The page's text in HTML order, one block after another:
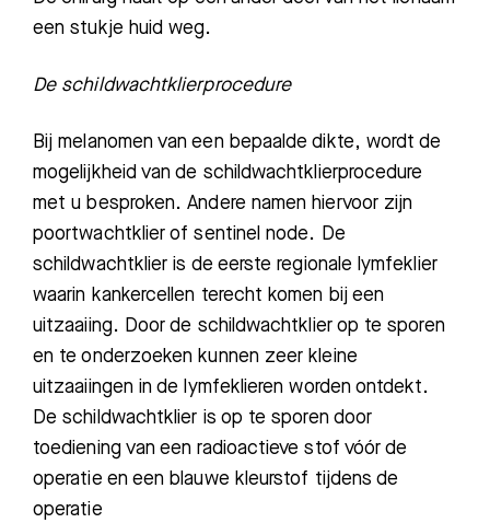
een stukje huid weg.
De schildwachtklierprocedure
Bij melanomen van een bepaalde dikte, wordt de
mogelijkheid van de schildwachtklierprocedure
met u besproken. Andere namen hiervoor zijn
poortwachtklier of sentinel node. De
schildwachtklier is de eerste regionale lymfeklier
waarin kankercellen terecht komen bij een
uitzaaiing. Door de schildwachtklier op te sporen
en te onderzoeken kunnen zeer kleine
uitzaaiingen in de lymfeklieren worden ontdekt.
De schildwachtklier is op te sporen door
toediening van een radioactieve stof vóór de
operatie en een blauwe kleurstof tijdens de
operatie